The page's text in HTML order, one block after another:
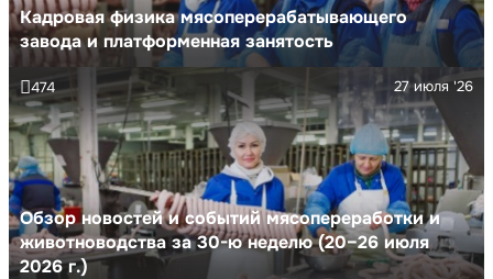
Кадровая физика мясоперерабатывающего
завода и платформенная занятость
Обзор новостей и событий мясопереработки и
животноводства за 30-ю неделю (20–26 июля
2026 г.)
27 июля '26
474